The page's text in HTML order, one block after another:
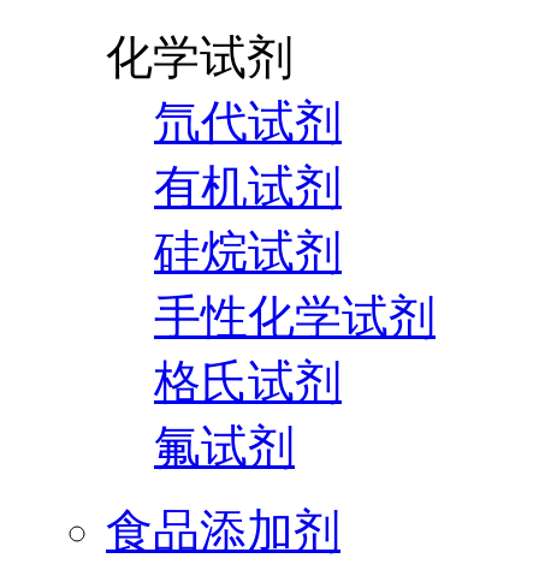
化学试剂
氘代试剂
有机试剂
硅烷试剂
手性化学试剂
格氏试剂
氟试剂
食品添加剂